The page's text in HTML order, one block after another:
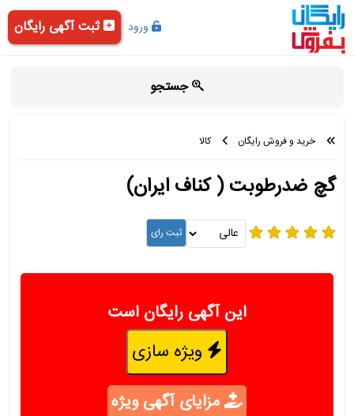
ورود ثبت آگهی رایگان
جستجو
خرید و فروش رایگان کالا
گچ ضدرطوبت ( کناف ایران)
این آگهی رایگان است
ویژه سازی
مزایای آگهی ویژه